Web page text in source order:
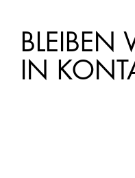
BLEIBEN
IN